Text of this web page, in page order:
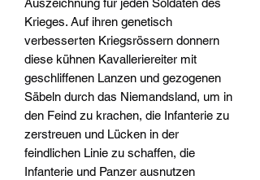
Auszeichnung für jeden Soldaten des
Krieges. Auf ihren genetisch
verbesserten Kriegsrössern donnern
diese kühnen Kavalleriereiter mit
geschliffenen Lanzen und gezogenen
Säbeln durch das Niemandsland, um in
den Feind zu krachen, die Infanterie zu
zerstreuen und Lücken in der
feindlichen Linie zu schaffen, die
Infanterie und Panzer ausnutzen